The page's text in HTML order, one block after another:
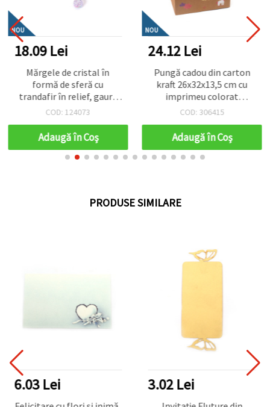
NOU
18.09 Lei
Mărgele de cristal în
formă de sferă cu
trandafir în relief, gaură
de 8 mm, culoare violet
grame ~80 bucăți
COD: 124073
Adaugă în Coş
NOU
24.12 Lei
Pungă cadou din carton
kraft 26x32x13,5 cm cu
imprimeu colorat
Unicorni și curcubee
COD: 306415
Adaugă în Coş
PRODUSE SIMILARE
6.03 Lei 3.02 Lei